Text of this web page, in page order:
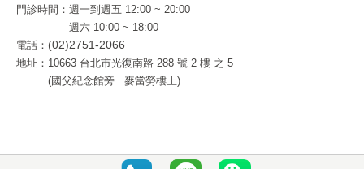
門診時間
週一到週五 12:00 ~ 20:00
週六 10:00 ~ 18:00
電話
(02)2751-2066
地址
10663 台北市光復南路 288 號 2 樓 之 5
(國父紀念館旁 . 麥當勞樓上)